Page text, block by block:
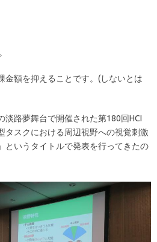
金額を抑えることです。(しないとは
路夢舞台で開催された第180回HCI
タスクにおける周辺視野への視覚刺激
というタイトルで発表を行ってきたの